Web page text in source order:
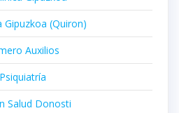
Gipuzkoa (Quiron)
Auxilios
Psiquiatría
Salud Donosti